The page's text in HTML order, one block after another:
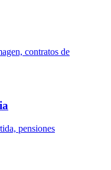
contratos de
pensiones